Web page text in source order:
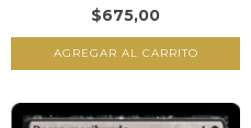
$675,00